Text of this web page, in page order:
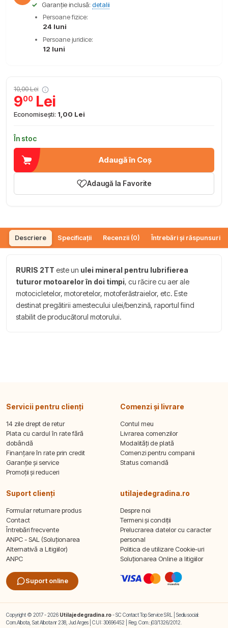
✓
Garanție inclusă: detalii
Persoane fizice:
24 luni
Persoane juridice:
12 luni
10,00 Lei
900 Lei
Economisești: 1,00 Lei
În stoc
Adaugă în Coș
Adaugă la Favorite
Descriere Specificații Recenzii (0) Întrebări și răspunsuri
RURIS 2TT este un ulei mineral pentru lubrifierea
tuturor motoarelor în doi timpi, cu răcire cu aer ale
motocicletelor, motoretelor, motoferăstraielor, etc. Este
destinat pregătirii amestecului ulei/benzină, raportul fiind
stabilit de producătorul motorului.
Servicii pentru clienți
14 zile drept de retur
Plata cu cardul în rate fără
dobândă
Finanțare în rate prin credit
Garanție și service
Promoții și reduceri
Comenzi și livrare
Contul meu
Livrarea comenzilor
Modalități de plată
Comenzi pentru companii
Status comandă
Suport clienți
Formular returnare produs
Contact
Întrebări frecvente
ANPC - SAL (Soluționarea
Alternativă a Litigiilor)
ANPC
Suport online
utilajedegradina.ro
Despre noi
Termeni și condiții
Prelucrarea datelor cu caracter
personal
Politica de utilizare Cookie-uri
Soluționarea Online a litigiilor
Copyright © 2017 - 2026 Utilajedegradina.ro- SC Contact Top Service SRL | Sediu social:
Com.Albota, Sat Albota nr 238, Jud Arges | CUI: 30696452 | Reg. Com.: j03/1326/2012.